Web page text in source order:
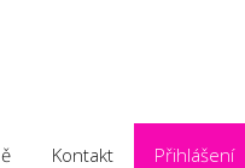
Kontakt Přihlášení